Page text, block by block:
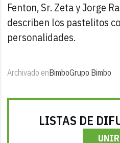
Fenton, Sr. Zeta y Jorge
describen los pastelitos
personalidades.
Archivado enBimboGrupo Bimbo
LISTAS DE